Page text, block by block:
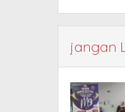
jangan